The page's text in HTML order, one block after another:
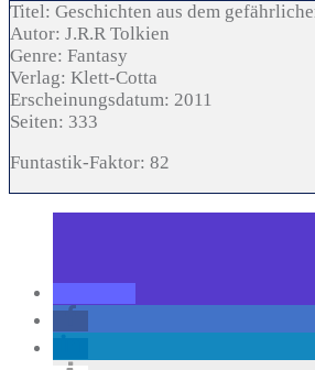
Titel: Geschichten aus dem
Autor: J.R.R Tolkien
Genre: Fantasy
Verlag: Klett-Cotta
Erscheinungsdatum: 2011
Seiten: 333
Funtastik-Faktor: 82